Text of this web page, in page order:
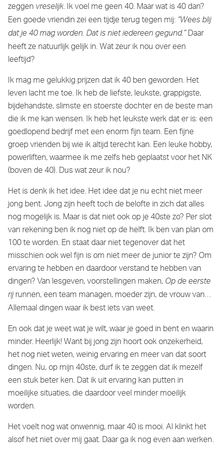
zeggenvreselijk. Ik voel me geen 40. Maar wat is 40 dan?
Een goede vriendin zei een tijdje terug tegen mij:“Wees blij
dat je 40 mag worden. Dat is niet iedereen gegund.”Daar
heeft ze natuurlijk gelijk in. Wat zeur ik nou over een
leeftijd?
Ik mag me gelukkig prijzen dat ik 40 ben geworden. Het
leven lacht me toe. Ik heb de liefste, leukste, grappigste,
bijdehandste, slimste en stoerste dochter en de beste man
die ik me kan wensen. Ik heb het leukste werk dat er is: een
goedlopend bedrijf met een enorm fijn team. Een fijne
groep vrienden bij wie ik altijd terecht kan. Een leuke hobby,
powerliften, waarmee ik me zelfs heb geplaatst voor het NK
(boven de 40). Dus wat zeur ik nou?
Het is denk ik het idee. Het idee dat je nu echt niet meer
jong bent. Jong zijn heeft toch de belofte in zich dat alles
nog mogelijk is. Maar is dat niet ook op je 40ste zo? Per slot
van rekening ben ik nog niet op de helft. Ik ben van plan om
100 te worden. En staat daar niet tegenover dat het
misschien ook wel fijn is om niet meer de junior te zijn? Om
ervaring te hebben en daardoor verstand te hebben van
dingen? Van lesgeven, voorstellingen maken,Op de eerste
rijrunnen, een team managen, moeder zijn, de vrouw van…
Allemaal dingen waar ik best iets van weet.
En ook dat je weet wat je wilt, waar je goed in bent en waarin
minder. Heerlijk! Want bij jong zijn hoort ook onzekerheid,
het nog niet weten, weinig ervaring en meer van dat soort
dingen. Nu, op mijn 40ste, durf ik te zeggen dat ik mezelf
een stuk beter ken. Dat ik uit ervaring kan putten in
moeilijke situaties, die daardoor veel minder moeilijk
worden.
Het voelt nog wat onwennig, maar 40 is mooi. Al klinkt het
alsof het niet over mij gaat. Daar ga ik nog even aan werken.